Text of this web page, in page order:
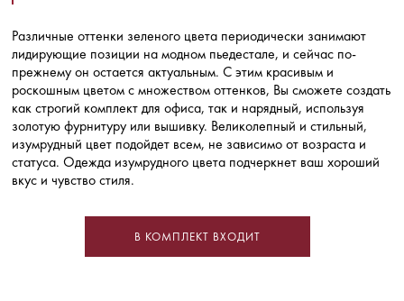
Различные оттенки зеленого цвета периодически занимают
лидирующие позиции на модном пьедестале, и сейчас по-
прежнему он остается актуальным. С этим красивым и
роскошным цветом с множеством оттенков, Вы сможете создать
как строгий комплект для офиса, так и нарядный, используя
золотую фурнитуру или вышивку. Великолепный и стильный,
изумрудный цвет подойдет всем, не зависимо от возраста и
статуса. Одежда изумрудного цвета подчеркнет ваш хороший
вкус и чувство стиля.
В КОМПЛЕКТ ВХОДИТ